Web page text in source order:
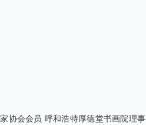
协会会员 呼和浩特厚德堂书画院理事